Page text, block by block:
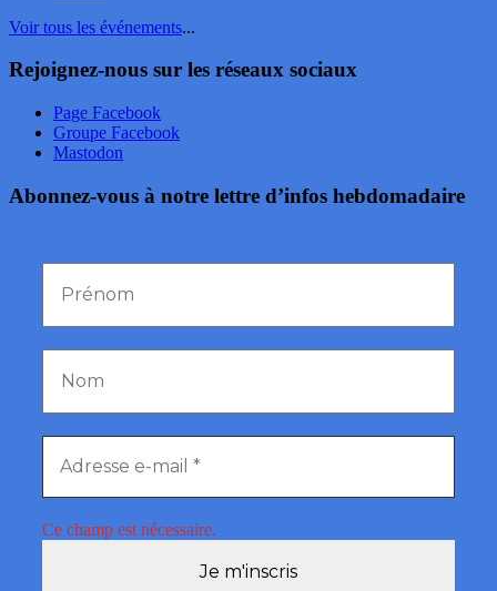
Voir tous les événements...
Rejoignez-nous sur les réseaux sociaux
Page Facebook
Groupe Facebook
Mastodon
Abonnez-vous à notre lettre d’infos hebdomadaire
Ce champ est nécessaire.